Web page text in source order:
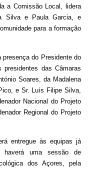
a Comissão Local, lidera
Silva e Paula Garcia, e
para a formação
do Presidente do
presidentes das Câmaras
Soares, da Madalena
e Sr. Luís Filipe Silva,
Nacional do Projeto
Regional do Projeto
entregue às equipas já
uma sessão de
dosAçores, pela